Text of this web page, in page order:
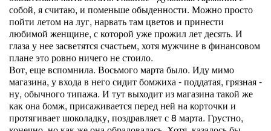
собой, я считаю, и поменьше обыденности. Можно просто
пойти летом на луг, нарвать там цветов и принести
любимой женщине, с которой уже прожил лет десять. И
глаза у нее засветятся счастьем, хотя мужчине в финансовом
плане это ровно ничего не стоило.
Вот, еще вспомнила. Восьмого марта было. Иду мимо
магазина, у входа в него сидит бомжиха - поддатая, грязная -
ну, обычного типажа. И тут выходит из магазина такой же
как она бомж, присаживается перед ней на корточки и
протягивает шоколадку, поздравляет с 8 марта. Грустно,